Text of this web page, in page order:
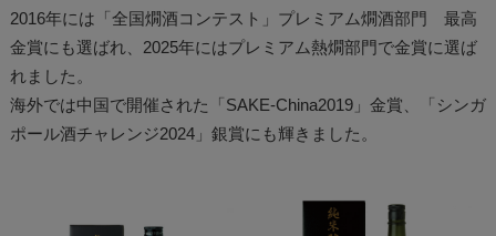
2016年には「全国燗酒コンテスト」プレミアム燗酒部門 最高
金賞にも選ばれ、2025年にはプレミアム熱燗部門で金賞に選ば
れました。
海外では中国で開催された「SAKE-China2019」金賞、「シンガ
ポール酒チャレンジ2024」銀賞にも輝きました。